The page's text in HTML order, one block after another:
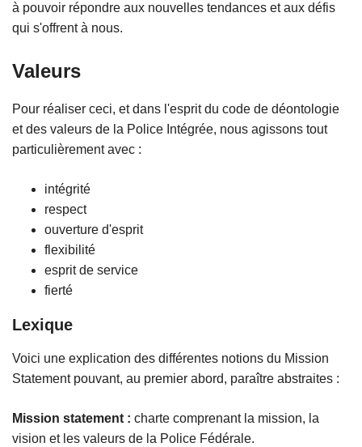
à pouvoir répondre aux nouvelles tendances et aux défis
qui s'offrent à nous.
Valeurs
Pour réaliser ceci, et dans l'esprit du code de déontologie
et des valeurs de la Police Intégrée, nous agissons tout
particulièrement avec :
intégrité
respect
ouverture d'esprit
flexibilité
esprit de service
fierté
Lexique
Voici une explication des différentes notions du Mission
Statement pouvant, au premier abord, paraître abstraites :
Mission statement : charte comprenant la mission, la
vision et les valeurs de la Police Fédérale.